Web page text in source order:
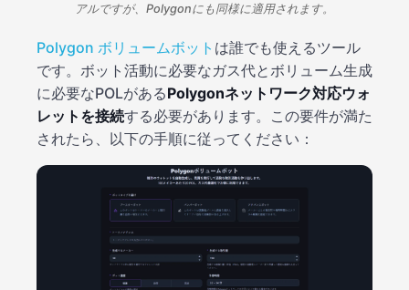
アルですが、Polygonにも同様に適用されます。
Polygon ボリュームボット は誰でも使えるツール
です。ボット活動に必要なガス代とボリューム生成
に必要なPOLがあるPolygonネットワーク対応ウォ
レットを接続する必要があります。この要件が満た
されたら、以下の手順に従ってください：